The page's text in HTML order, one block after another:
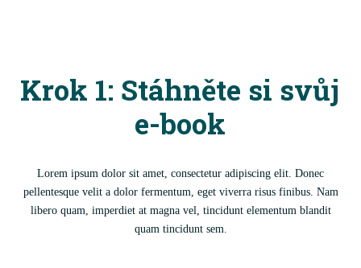
Krok 1: Stáhněte si svůj
e-book
Lorem ipsum dolor sit amet, consectetur adipiscing elit. Donec
pellentesque velit a dolor fermentum, eget viverra risus finibus. Nam
libero quam, imperdiet at magna vel, tincidunt elementum blandit
quam tincidunt sem.